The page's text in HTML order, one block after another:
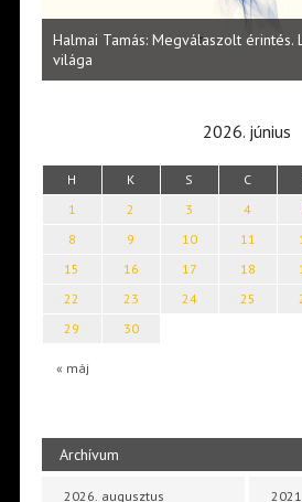
Halmai Tamás: Megválaszolt
világa
2026. június
H K S C
« máj
1 2 3 4
8
9 10 11
15
16 17 18
22
23 24 25
29
30
Archívum
2026. augusztus